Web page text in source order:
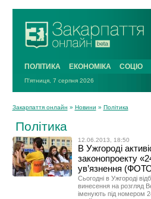
ПОЛІТИКА ЕКОНОМІКА СОЦІО
П'ятниця, 7 серпня 2026
Закарпаття онлайн » Новини » Політика
Політика
12.06.2013, 18:50
В Ужгороді
законопроекту
ув’язнення
Сьогодні в Ужгороді
винесення на розгляд
іменують під номером